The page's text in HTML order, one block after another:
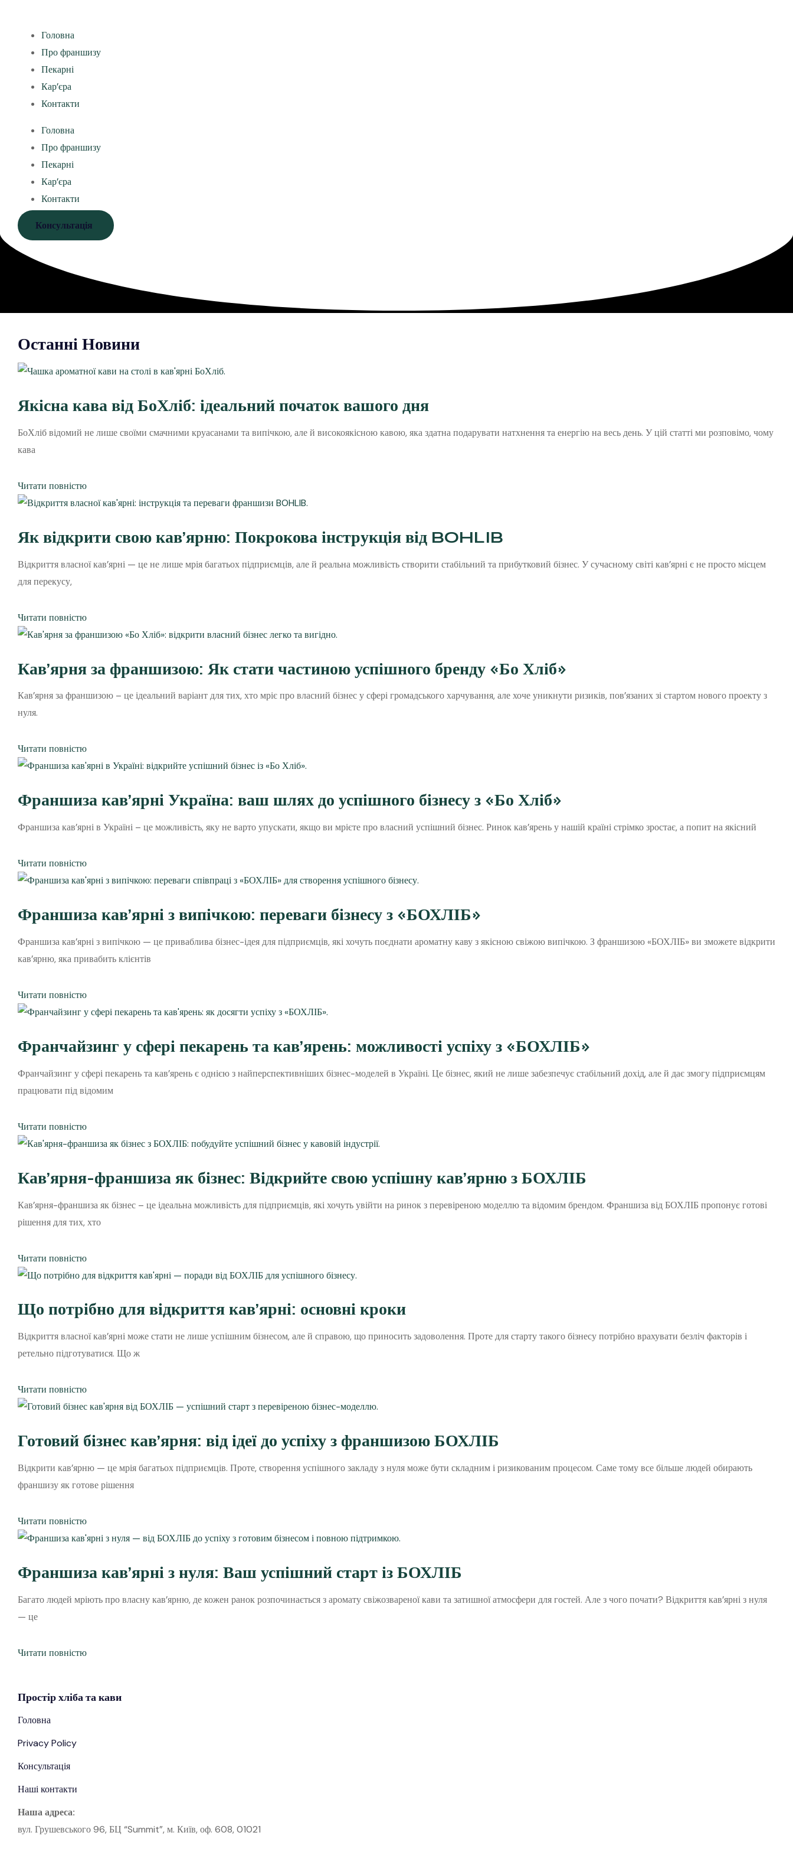
Головна
Про франшизу
Пекарні
Кар’єра
Контакти
Головна
Про франшизу
Пекарні
Кар’єра
Контакти
Консультація
Останні Новини
Якісна кава від БоХліб: ідеальний початок вашого дня
БоХліб відомий не лише своїми смачними круасанами та випічкою, але й високоякісною кавою, яка здатна подарувати натхнення та енергію на весь день. У цій статті ми розповімо, чому
кава
Читати повністю
Як відкрити свою кав’ярню: Покрокова інструкція від BOHLIB
Відкриття власної кав’ярні — це не лише мрія багатьох підприємців, але й реальна можливість створити стабільний та прибутковий бізнес. У сучасному світі кав’ярні є не просто місцем
для перекусу,
Читати повністю
Кав’ярня за франшизою: Як стати частиною успішного бренду «Бо Хліб»
Кав’ярня за франшизою – це ідеальний варіант для тих, хто мріє про власний бізнес у сфері громадського харчування, але хоче уникнути ризиків, пов’язаних зі стартом нового проекту з
нуля.
Читати повністю
Франшиза кав’ярні Україна: ваш шлях до успішного бізнесу з «Бо Хліб»
Франшиза кав’ярні в Україні – це можливість, яку не варто упускати, якщо ви мрієте про власний успішний бізнес. Ринок кав’ярень у нашій країні стрімко зростає, а попит на якісний
Читати повністю
Франшиза кав’ярні з випічкою: переваги бізнесу з «БОХЛІБ»
Франшиза кав’ярні з випічкою — це приваблива бізнес-ідея для підприємців, які хочуть поєднати ароматну каву з якісною свіжою випічкою. З франшизою «БОХЛІБ» ви зможете відкрити
кав’ярню, яка привабить клієнтів
Читати повністю
Франчайзинг у сфері пекарень та кав’ярень: можливості успіху з «БОХЛІБ»
Франчайзинг у сфері пекарень та кав’ярень є однією з найперспективніших бізнес-моделей в Україні. Це бізнес, який не лише забезпечує стабільний дохід, але й дає змогу підприємцям
працювати під відомим
Читати повністю
Кав’ярня-франшиза як бізнес: Відкрийте свою успішну кав’ярню з БОХЛІБ
Кав’ярня-франшиза як бізнес – це ідеальна можливість для підприємців, які хочуть увійти на ринок з перевіреною моделлю та відомим брендом. Франшиза від БОХЛІБ пропонує готові
рішення для тих, хто
Читати повністю
Що потрібно для відкриття кав’ярні: основні кроки
Відкриття власної кав’ярні може стати не лише успішним бізнесом, але й справою, що приносить задоволення. Проте для старту такого бізнесу потрібно врахувати безліч факторів і
ретельно підготуватися. Що ж
Читати повністю
Готовий бізнес кав’ярня: від ідеї до успіху з франшизою БОХЛІБ
Відкрити кав’ярню — це мрія багатьох підприємців. Проте, створення успішного закладу з нуля може бути складним і ризикованим процесом. Саме тому все більше людей обирають
франшизу як готове рішення
Читати повністю
Франшиза кав’ярні з нуля: Ваш успішний старт із БОХЛІБ
Багато людей мріють про власну кав’ярню, де кожен ранок розпочинається з аромату свіжозвареної кави та затишної атмосфери для гостей. Але з чого почати? Відкриття кав’ярні з нуля
— це
Читати повністю
Простірхлібата кави
Головна
Privacy Policy
Консультація
Наші контакти
Наша адреса:
вул. Грушевського 96, БЦ “Summit”, м. Київ, оф. 608, 01021